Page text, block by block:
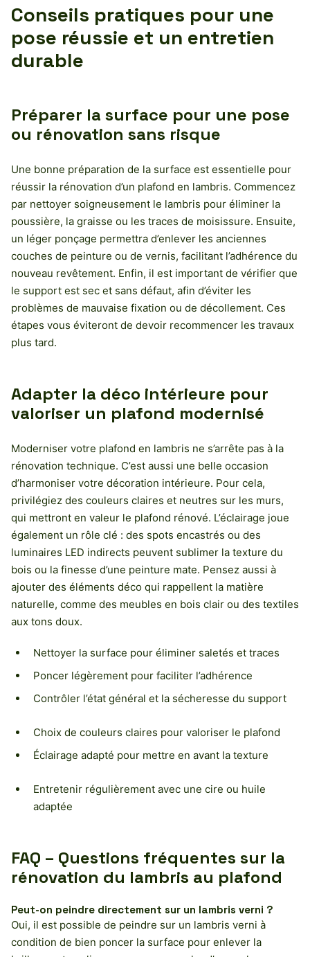
Conseils pratiques pour une
pose réussie et un entretien
durable
Préparer la surface pour une pose
ou rénovation sans risque
Une bonne préparation de la surface est essentielle pour
réussir la rénovation d’un plafond en lambris. Commencez
par nettoyer soigneusement le lambris pour éliminer la
poussière, la graisse ou les traces de moisissure. Ensuite,
un léger ponçage permettra d’enlever les anciennes
couches de peinture ou de vernis, facilitant l’adhérence du
nouveau revêtement. Enfin, il est important de vérifier que
le support est sec et sans défaut, afin d’éviter les
problèmes de mauvaise fixation ou de décollement. Ces
étapes vous éviteront de devoir recommencer les travaux
plus tard.
Adapter la déco intérieure pour
valoriser un plafond modernisé
Moderniser votre plafond en lambris ne s’arrête pas à la
rénovation technique. C’est aussi une belle occasion
d’harmoniser votre décoration intérieure. Pour cela,
privilégiez des couleurs claires et neutres sur les murs,
qui mettront en valeur le plafond rénové. L’éclairage joue
également un rôle clé : des spots encastrés ou des
luminaires LED indirects peuvent sublimer la texture du
bois ou la finesse d’une peinture mate. Pensez aussi à
ajouter des éléments déco qui rappellent la matière
naturelle, comme des meubles en bois clair ou des textiles
aux tons doux.
Nettoyer la surface pour éliminer saletés et traces
Poncer légèrement pour faciliter l’adhérence
Contrôler l’état général et la sécheresse du support
Choix de couleurs claires pour valoriser le plafond
Éclairage adapté pour mettre en avant la texture
Entretenir régulièrement avec une cire ou huile
adaptée
FAQ – Questions fréquentes sur la
rénovation du lambris au plafond
Peut-on peindre directement sur un lambris verni ?
Oui, il est possible de peindre sur un lambris verni à
condition de bien poncer la surface pour enlever la